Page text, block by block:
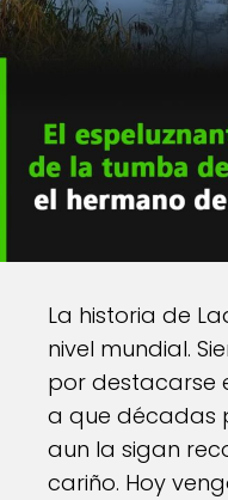
La historia de
nivel mundial.
por destacarse
a que décadas
aun la sigan
cariño. Hoy